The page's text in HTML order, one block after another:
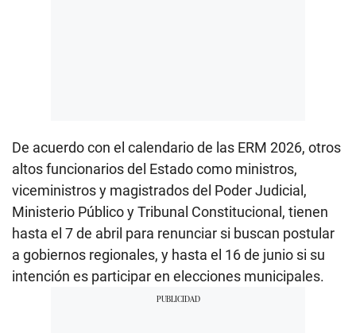
De acuerdo con el calendario de las ERM 2026, otros
altos funcionarios del Estado como ministros,
viceministros y magistrados del Poder Judicial,
Ministerio Público y Tribunal Constitucional, tienen
hasta el 7 de abril para renunciar si buscan postular
a gobiernos regionales, y hasta el 16 de junio si su
intención es participar en elecciones municipales.